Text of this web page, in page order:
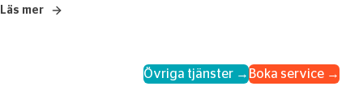
Läs mer
– BMW 5+ Service
Övriga tjänster → Boka service →